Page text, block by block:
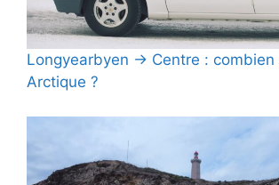
Longyearbyen → Centre : combien
Arctique ?